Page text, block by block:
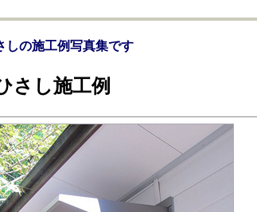
しの施工例写真集です
さし施工例